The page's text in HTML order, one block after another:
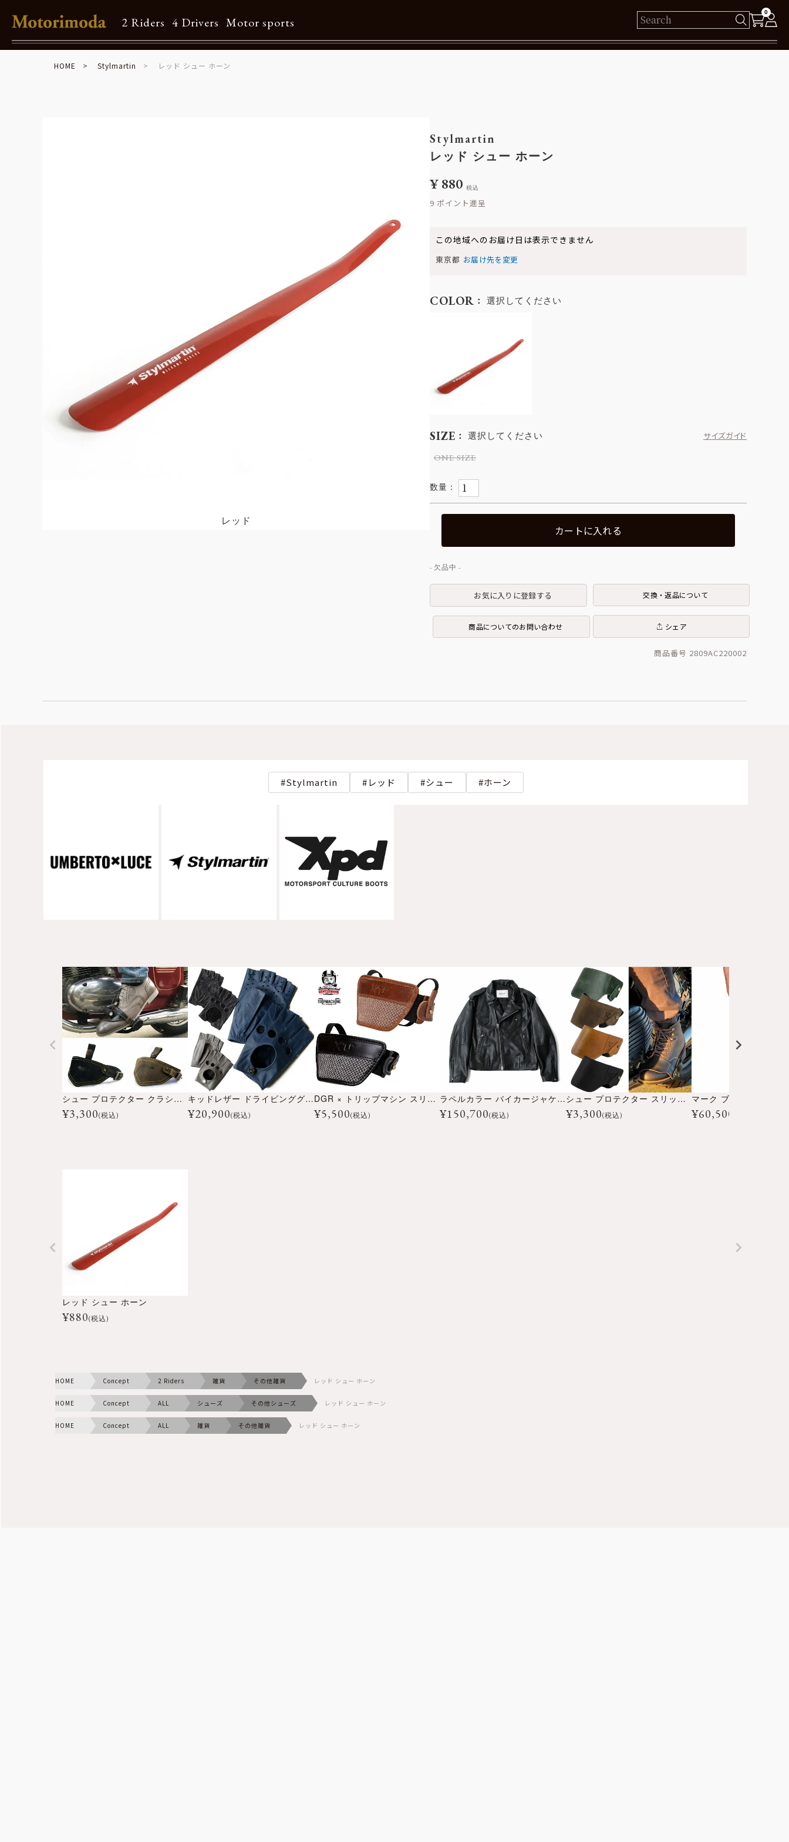
2 Riders 4 Drivers Motor sports
0
Shop Info
メルマガ購読
HOME Stylmartin レッド シュー ホーン
レッド
Stylmartin
レッド シュー ホーン
¥880 税込
9
この地域へのお届け日は表示できません
東京都 お届け先を変更
SIZE 選択してください
サイズガイド
ONE SIZE
COLOR 選択してください
カートに入れる
お気に入りに登録する 交換・返品について
商品についてのお問い合わせ シェア
商品番号 2809AC220002
Stylmartin レッド シュー ホーン
シュー プロテクター クラシック
¥3,300(税込)
キッドレザー ドライビンググローブ
¥20,900(税込)
DGR × トリップマシン スリッポン シュープロテクター MK2
¥5,500(税込)
ラペルカラー バイカージャケット
¥150,700(税込)
シュー プロテクター スリッポン
¥3,300(税込)
マーク ブラック AAA
¥60,500
レッド シュー ホーン
¥880(税込)
HOME Concept 2 Riders 雑貨 その他雑貨 レッド シュー ホーン
HOME Concept ALL シューズ その他シューズ レッド シュー ホーン
HOME Concept ALL 雑貨 その他雑貨 レッド シュー ホーン